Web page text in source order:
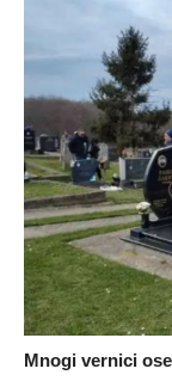
Mnogi vernici